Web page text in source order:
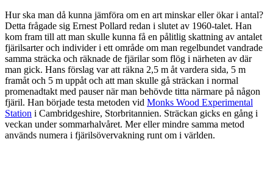
Hur ska man då kunna jämföra om en art minskar eller ökar i antal?
Detta frågade sig Ernest Pollard redan i slutet av 1960-talet. Han
kom fram till att man skulle kunna få en pålitlig skattning av antalet
fjärilsarter och individer i ett område om man regelbundet vandrade
samma sträcka och räknade de fjärilar som flög i närheten av där
man gick. Hans förslag var att räkna 2,5 m åt vardera sida, 5 m
framåt och 5 m uppåt och att man skulle gå sträckan i normal
promenadtakt med pauser när man behövde titta närmare på någon
fjäril. Han började testa metoden vid Monks Wood Experimental
Station i Cambridgeshire, Storbritannien. Sträckan gicks en gång i
veckan under sommarhalvåret. Mer eller mindre samma metod
används numera i fjärilsövervakning runt om i världen.